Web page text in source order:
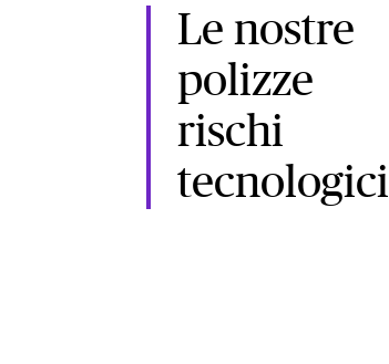
Le nostre
polizze
rischi
tecnologici